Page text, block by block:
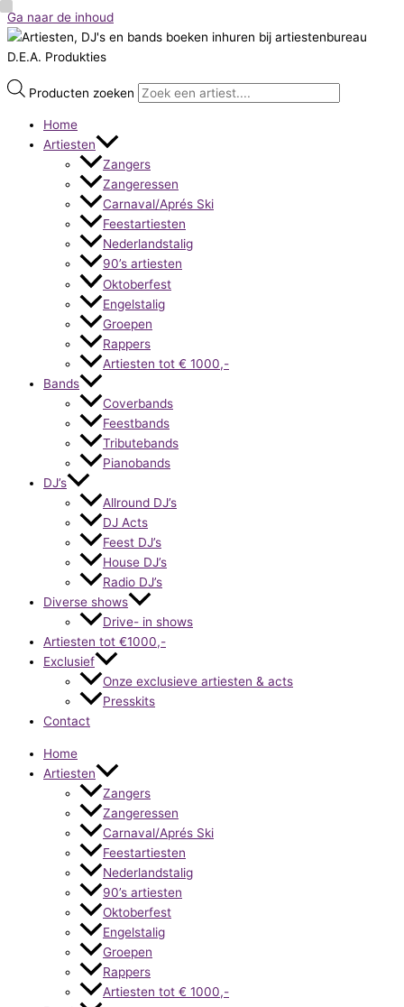
Ga naar de inhoud
Producten zoeken
Home
Artiesten
Zangers
Zangeressen
Carnaval/Aprés Ski
Feestartiesten
Nederlandstalig
90’s artiesten
Oktoberfest
Engelstalig
Groepen
Rappers
Artiesten tot € 1000,-
Bands
Coverbands
Feestbands
Tributebands
Pianobands
DJ’s
Allround DJ’s
DJ Acts
Feest DJ’s
House DJ’s
Radio DJ’s
Diverse shows
Drive- in shows
Artiesten tot €1000,-
Exclusief
Onze exclusieve artiesten & acts
Presskits
Contact
Home
Artiesten
Zangers
Zangeressen
Carnaval/Aprés Ski
Feestartiesten
Nederlandstalig
90’s artiesten
Oktoberfest
Engelstalig
Groepen
Rappers
Artiesten tot € 1000,-